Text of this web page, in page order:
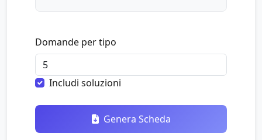
Domande per tipo
Includi soluzioni
Genera Scheda